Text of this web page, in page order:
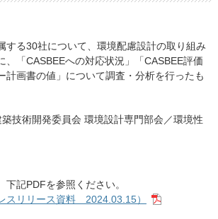
する30社について、環境配慮設計の取り組み
、「CASBEEへの対応状況」「CASBEE評価
計画書の値」について調査・分析を行ったも
技術開発委員会 環境設計専門部会／環境性
記PDFを参照ください。
スリリース資料 2024.03.15）